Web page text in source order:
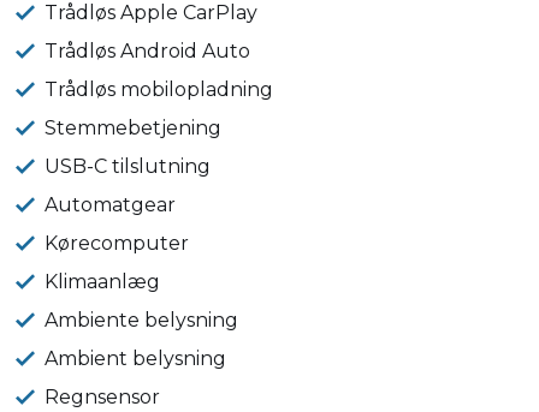
Trådløs Apple CarPlay
Trådløs Android Auto
Trådløs mobilopladning
Stemmebetjening
USB-C tilslutning
Automatgear
Kørecomputer
Klimaanlæg
Ambiente belysning
Ambient belysning
Regnsensor